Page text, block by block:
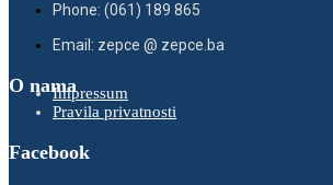
Phone: (061) 189 865
Email: zepce @ zepce.ba
O namaImpressum
Pravila privatnosti
Facebook